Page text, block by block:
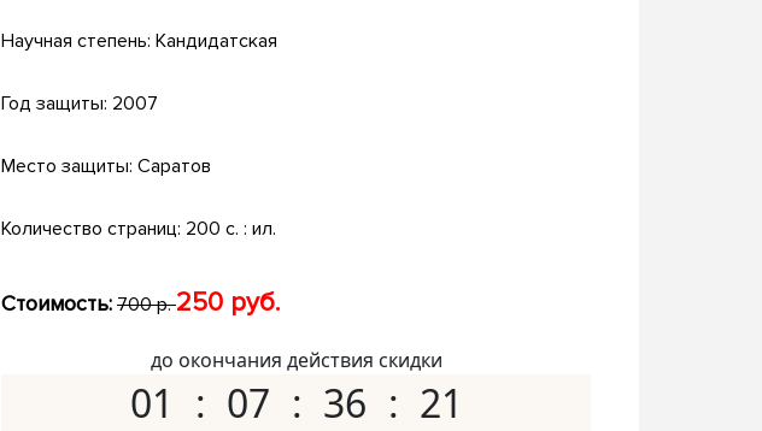
Научная степень: Кандидатская
Год защиты: 2007
Место защиты: Саратов
Количество страниц: 200 с. : ил.
Стоимость: 700 р.250 руб.
до окончания действия скидки
01 07 36 20